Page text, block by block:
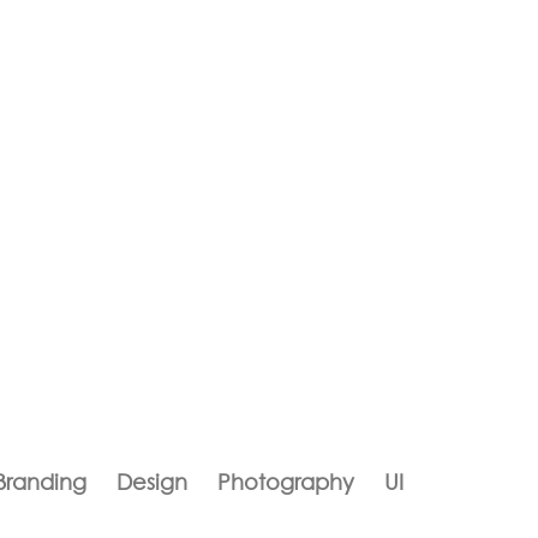
Design Photography UI